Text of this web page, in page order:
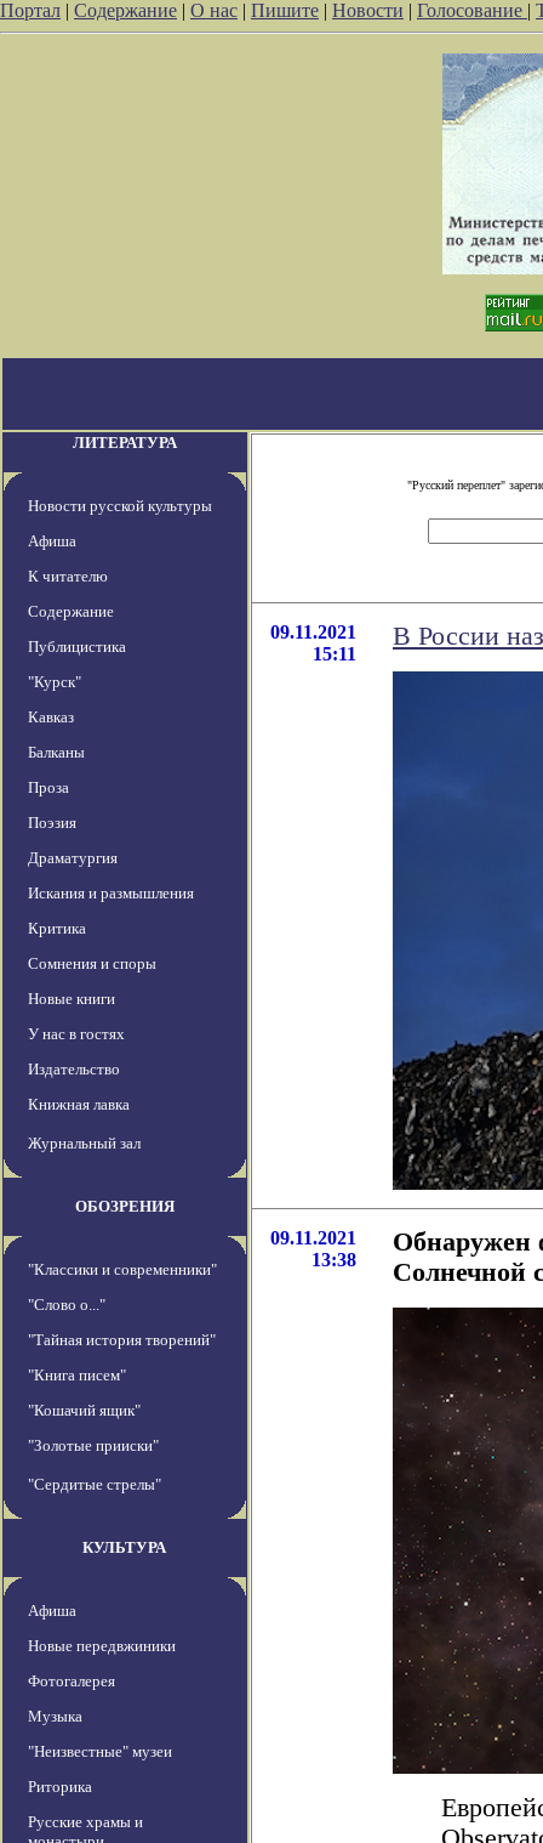
Портал | Содержание | О нас | Пишите | Новости | Голосование |
ЛИТЕРАТУРА
Новости русской культуры
Афиша
К читателю
Содержание
Публицистика
"Курск"
Кавказ
Балканы
Проза
Поэзия
Драматургия
Искания и размышления
Критика
Сомнения и споры
Новые книги
У нас в гостях
Издательство
Книжная лавка
Журнальный зал
ОБОЗРЕНИЯ
"Классики и современники"
"Слово о..."
"Тайная история творений"
"Книга писем"
"Кошачий ящик"
"Золотые прииски"
"Сердитые стрелы"
КУЛЬТУРА
Афиша
Новые передвжиники
Фотогалерея
Музыка
"Неизвестные" музеи
Риторика
Русские храмы и
"Русский переплет"
09.11.2021
15:11
В России
09.11.2021
13:38
Обнаружен
Солнечной